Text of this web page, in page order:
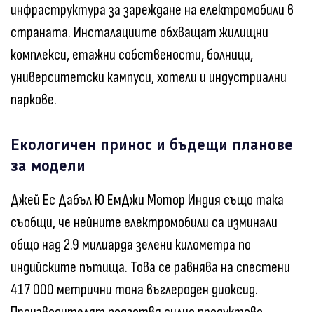
инфраструктура за зареждане на електромобили в
страната. Инсталациите обхващат жилищни
комплекси, етажни собствености, болници,
университетски кампуси, хотели и индустриални
паркове.
Екологичен принос и бъдещи планове
за модели
Джей Ес Дабъл Ю ЕмДжи Мотор Индия също така
съобщи, че нейните електромобили са изминали
общо над 2.9 милиарда зелени километра по
индийските пътища. Това се равнява на спестени
417 000 метрични тона въглероден диоксид.